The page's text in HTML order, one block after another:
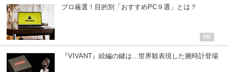
プロ厳選！目的別「おすすめPC９選」とは？
『VIVANT』続編の鍵は…世界観表現した腕時計登場